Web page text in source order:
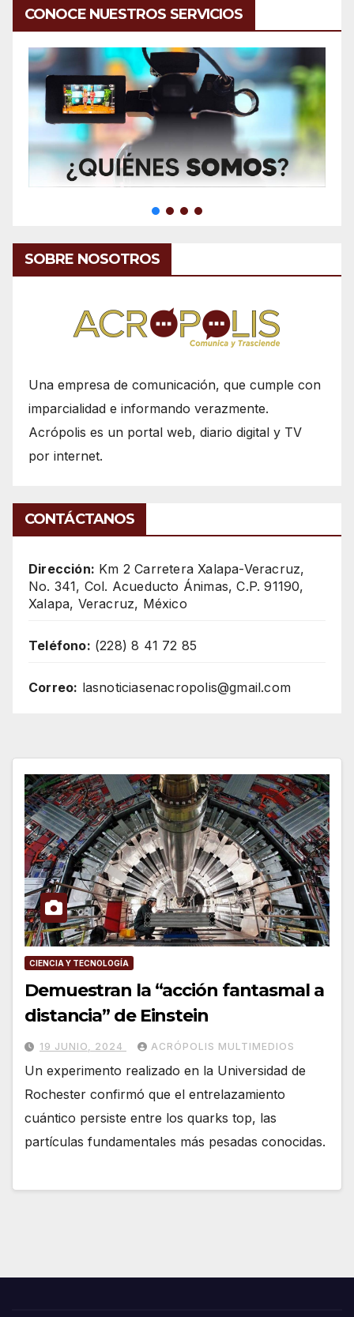
CONOCE NUESTROS SERVICIOS
SOBRE NOSOTROS
Una empresa de comunicación, que cumple con
imparcialidad e informando verazmente.
Acrópolis es un portal web, diario digital y TV
por internet.
CONTÁCTANOS
Dirección: Km 2 Carretera Xalapa-Veracruz,
No. 341, Col. Acueducto Ánimas, C.P. 91190,
Xalapa, Veracruz, México
Teléfono: (228) 8 41 72 85
Correo: lasnoticiasenacropolis@gmail.com
CIENCIA Y TECNOLOGÍA
Demuestran la “acción fantasmal a
distancia” de Einstein
19 JUNIO, 2024 ACRÓPOLIS MULTIMEDIOS
Un experimento realizado en la Universidad de
Rochester confirmó que el entrelazamiento
cuántico persiste entre los quarks top, las
partículas fundamentales más pesadas conocidas.